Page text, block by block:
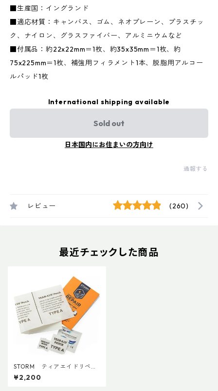
■生産国：イングランド
■適応材質：キャンバス、ゴム、ネオプレーン、プラスチッ
ク、ナイロン、グラスファイバー、アルミニウムなど
■付属品：約22x22mm＝1枚、約35x35mm＝1枚、約
75x225mm＝1枚、補強用フィラメント1本、脱脂用アルコー
ルパッド1枚
International shipping available
Sold out
日本国内にお住まいの方向け
通報する
レビュー (260)
最近チェックした商品
STORM ティアエイドリペア
パッチ
¥2,200